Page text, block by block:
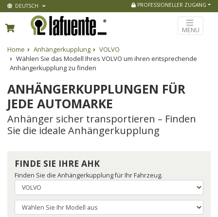
DEUTSCH PROFESSIONELLER ZUGANG
MENU
Home Anhängerkupplung
VOLVO
Wählen Sie das Modell Ihres VOLVO um ihren entsprechende
Anhängerkupplung zu finden
ANHÄNGERKUPPLUNGEN FÜR
JEDE AUTOMARKE
Anhänger sicher transportieren – Finden
Sie die ideale Anhängerkupplung
FINDE SIE IHRE AHK
Finden Sie die Anhängerkupplung für Ihr Fahrzeug.